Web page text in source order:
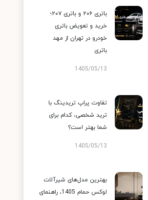
باتری ۲۰۶ و باتری ۲۰۷؛
خرید و تعویض باتری
خودرو در تهران از مهد
باتری
1405/05/13
تفاوت پراپ تریدینگ با
ترید شخصی، کدام برای
شما بهتر است؟
1405/05/13
بهترین مدل‌های شیرآلات
لوکس حمام 1405، راهنمای